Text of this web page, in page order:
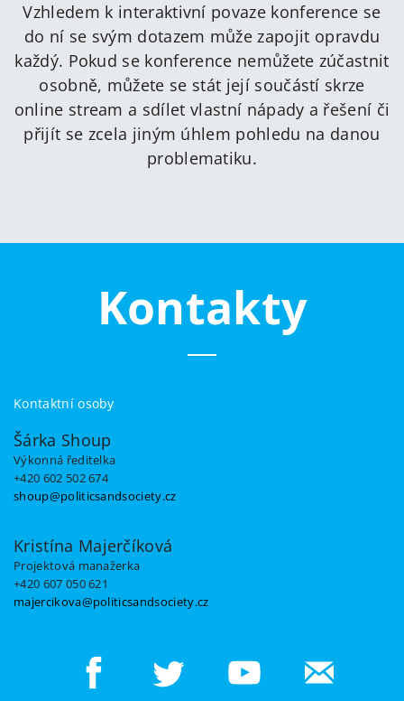
Vzhledem k interaktivní povaze konference se
do ní se svým dotazem může zapojit opravdu
každý. Pokud se konference nemůžete zúčastnit
osobně, můžete se stát její součástí skrze
online stream a sdílet vlastní nápady a řešení či
přijít se zcela jiným úhlem pohledu na danou
problematiku.
Kontakty
Kontaktní osoby
Šárka Shoup
Výkonná ředitelka
+420 602 502 674
shoup@politicsandsociety.cz
Kristína Majerčíková
Projektová manažerka
+420 607 050 621
majercikova@politicsandsociety.cz